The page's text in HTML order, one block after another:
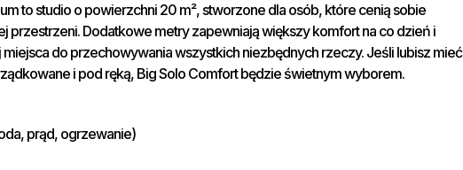
to studio o powierzchni 20 m², stworzone dla osób, które cenią sobie
przestrzeni. Dodatkowe metry zapewniają większy komfort na co dzień i
do przechowywania wszystkich niezbędnych rzeczy. Jeśli lubisz mieć
i pod ręką, Big Solo Comfort będzie świetnym wyborem.
prąd, ogrzewanie)